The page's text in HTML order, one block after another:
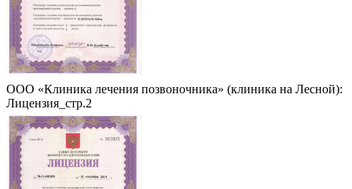
ООО «Клиника лечения позвоночника» (клиника на Лесной):
Лицензия_стр.2